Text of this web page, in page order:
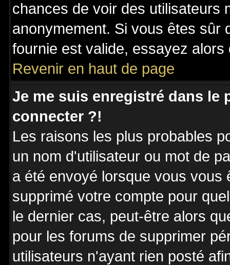
chances de voir des utilisateurs
anonymement. Si vous êtes sûr
fournie est valide, essayez
Revenir en haut de page
Je me suis enregistré dans le
connecter ?!
Les raisons les plus probables
un nom d'utilisateur ou mot de
a été envoyé lorsque vous
supprimé votre compte pour
le dernier cas, peut-être alors
pour les forums de supprimer
utilisateurs n'ayant rien posté